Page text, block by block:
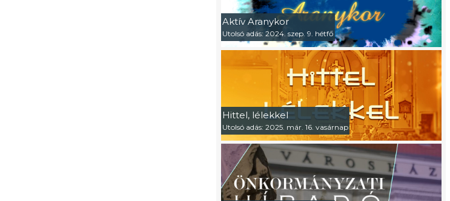
Aktív Aranykor
Utolsó adás: 2024. szep. 9. hétfő
Hittel, lélekkel
Utolsó adás: 2025. már. 16. vasárnap